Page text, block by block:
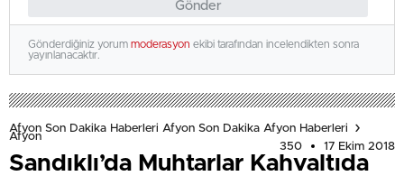
Gönder
Gönderdiğiniz yorum moderasyon ekibi tarafından incelendikten sonra
yayınlanacaktır.
Afyon Son Dakika Haberleri Afyon Son Dakika Afyon Haberleri
Afyon
350
17 Ekim 2018
Sandıklı’da Muhtarlar Kahvaltıda